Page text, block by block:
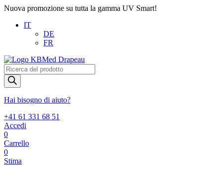
Nuova promozione su tutta la gamma UV Smart!
IT
DE
FR
Products
search
Hai bisogno di aiuto?
+41 61 331 68 51
Accedi
0
Carrello
0
Stima